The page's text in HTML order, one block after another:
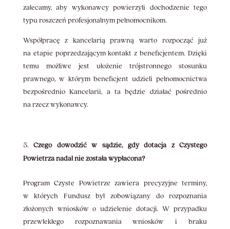
zalecamy, aby wykonawcy powierzyli dochodzenie tego
typu roszczeń profesjonalnym pełnomocnikom.
Współpracę z kancelarią prawną warto rozpocząć już
na etapie poprzedzającym kontakt z beneficjentem. Dzięki
temu możliwe jest ułożenie trójstronnego stosunku
prawnego, w którym beneficjent udzieli pełnomocnictwa
bezpośrednio Kancelarii, a ta będzie działać pośrednio
na rzecz wykonawcy.
Czego dowodzić w sądzie, gdy dotacja z Czystego
Powietrza nadal nie została wypłacona?
Program Czyste Powietrze zawiera precyzyjne terminy,
w których Fundusz był zobowiązany do rozpoznania
złożonych wniosków o udzielenie dotacji. W przypadku
przewlekłego rozpoznawania wniosków i braku